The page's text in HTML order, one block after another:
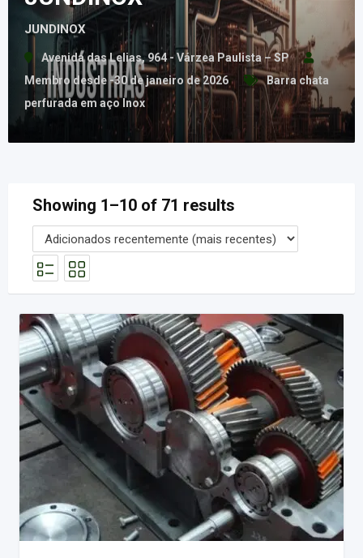
JUNDINOX
Avenida das Lelias, 964 - Várzea Paulista – SP
Membro desde -30 de janeiro de 2026
Barra chata
perfurada em aço Inox
Showing 1–10 of 71 results